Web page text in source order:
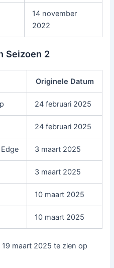
14 november
2022
Seizoen 2
Originele Datum
24 februari 2025
24 februari 2025
3 maart 2025
3 maart 2025
10 maart 2025
10 maart 2025
19 maart 2025 te zien op